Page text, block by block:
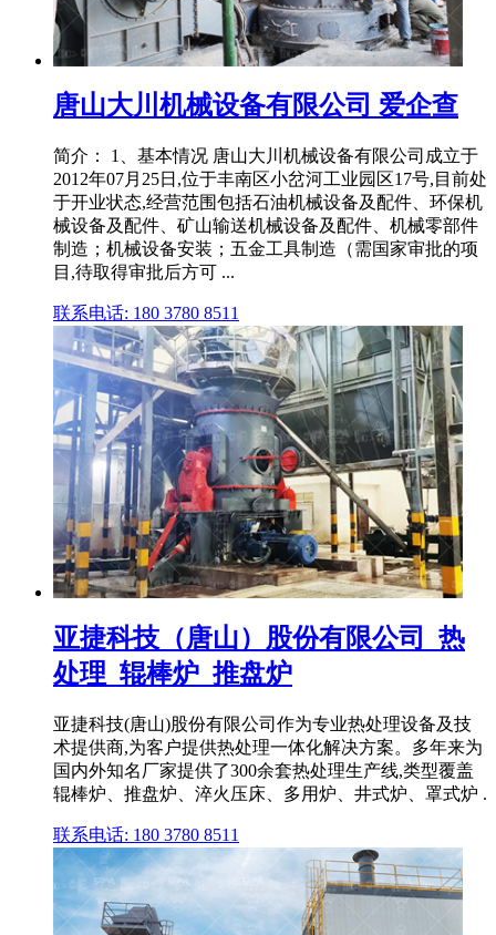
唐山大川机械设备有限公司 爱企查
简介： 1、基本情况 唐山大川机械设备有限公司成立于
2012年07月25日,位于丰南区小岔河工业园区17号,目前处
于开业状态,经营范围包括石油机械设备及配件、环保机
械设备及配件、矿山输送机械设备及配件、机械零部件
制造；机械设备安装；五金工具制造（需国家审批的项
目,待取得审批后方可 ...
联系电话: 180 3780 8511
亚捷科技（唐山）股份有限公司_热
处理_辊棒炉_推盘炉
亚捷科技(唐山)股份有限公司作为专业热处理设备及技
术提供商,为客户提供热处理一体化解决方案。多年来为
国内外知名厂家提供了300余套热处理生产线,类型覆盖
辊棒炉、推盘炉、淬火压床、多用炉、井式炉、罩式炉 .
联系电话: 180 3780 8511